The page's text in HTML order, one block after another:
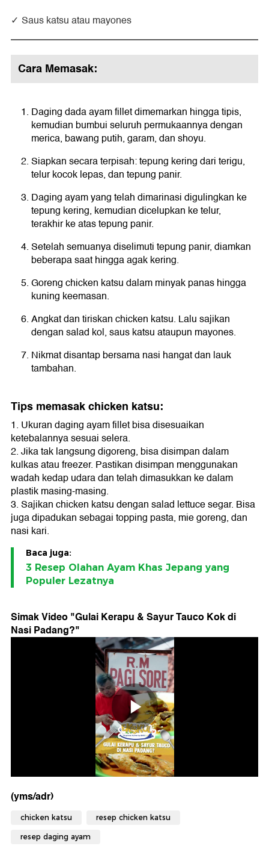
Saus katsu atau mayones
Cara Memasak:
Daging dada ayam fillet dimemarkan hingga tipis,
kemudian bumbui seluruh permukaannya dengan
merica, bawang putih, garam, dan shoyu.
Siapkan secara terpisah: tepung kering dari terigu,
telur kocok lepas, dan tepung panir.
Daging ayam yang telah dimarinasi digulingkan ke
tepung kering, kemudian dicelupkan ke telur,
terakhir ke atas tepung panir.
Setelah semuanya diselimuti tepung panir, diamkan
beberapa saat hingga agak kering.
Goreng chicken katsu dalam minyak panas hingga
kuning keemasan.
Angkat dan tiriskan chicken katsu. Lalu sajikan
dengan salad kol, saus katsu ataupun mayones.
Nikmat disantap bersama nasi hangat dan lauk
tambahan.
Tips memasak chicken katsu:
1. Ukuran daging ayam fillet bisa disesuaikan
ketebalannya sesuai selera.
2. Jika tak langsung digoreng, bisa disimpan dalam
kulkas atau freezer. Pastikan disimpan menggunakan
wadah kedap udara dan telah dimasukkan ke dalam
plastik masing-masing.
3. Sajikan chicken katsu dengan salad lettuce segar. Bisa
juga dipadukan sebagai topping pasta, mie goreng, dan
nasi kari.
Baca juga:
3 Resep Olahan Ayam Khas Jepang yang
Populer Lezatnya
Simak Video "Gulai Kerapu & Sayur Tauco Kok di
Nasi Padang?"
(yms/adr)
chicken katsu resep chicken katsu
resep daging ayam